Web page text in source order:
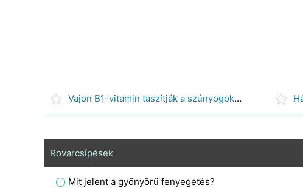
Vajon B1-vitamin taszítják a szúnyogokat ?
Rovarcsípések
Mit jelent a gyönyörű fenyegetés?